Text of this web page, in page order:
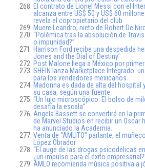
El contrato de Lionel Messi con el
alcanza entre US$ 50 y US$ 60
revela el copropietario del club
Muere Leandro, nieto de Robert De
“Polémica tras la absolución de
o impunidad?”
Harrison Ford recibe una despedida
Jones and the Dial of Destiny’
Post Malone llega a México por
SHEIN lanza Marketplace Integrado:
para los vendedores mexicanos
Madonna es dada de alta del hospital
su casa, según una fuente
“Un lujo microscópico: El bolso de
desafía la escala”
Angela Bassett se convertirá en la
de Marvel Studios en recibir un Oscar
ha anunciado la Academia.
Venta de “AMLITO” parlante, el
López Obrador
“El auge de las drogas psicodélicas
¿un impulso para el éxito
AMLO recomienda música positiva a